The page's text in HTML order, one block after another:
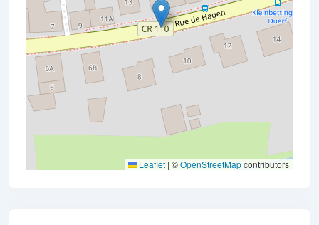
Leaflet | ©OpenStreetMapcontributors